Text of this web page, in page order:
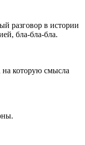
разговор в истории
бла-бла-бла.
на которую смысла